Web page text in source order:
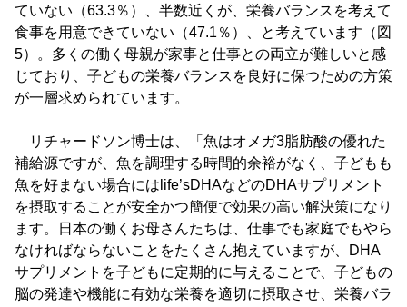
ていない（63.3％）、半数近くが、栄養バランスを考えて
食事を用意できていない（47.1％）、と考えています（図
5）。多くの働く母親が家事と仕事との両立が難しいと感
じており、子どもの栄養バランスを良好に保つための方策
が一層求められています。
リチャードソン博士は、「魚はオメガ3脂肪酸の優れた
補給源ですが、魚を調理する時間的余裕がなく、子どもも
魚を好まない場合にはlife’sDHAなどのDHAサプリメント
を摂取することが安全かつ簡便で効果の高い解決策になり
ます。日本の働くお母さんたちは、仕事でも家庭でもやら
なければならないことをたくさん抱えていますが、DHA
サプリメントを子どもに定期的に与えることで、子どもの
脳の発達や機能に有効な栄養を適切に摂取させ、栄養バラ